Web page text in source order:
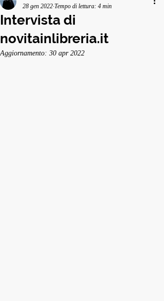
Intervista di
novitainlibreria.it
28 gen 2022 Tempo di lettura: 4 min
Aggiornamento: 30 apr 2022